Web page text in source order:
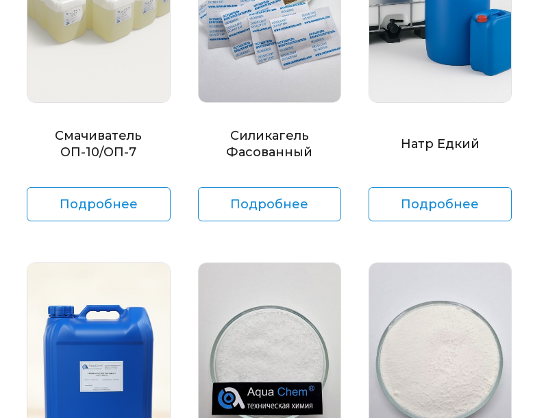
Смачиватель
ОП-10/ОП-7
Подробнее
Силикагель
Фасованный
Подробнее
Натр Едкий
Подробнее